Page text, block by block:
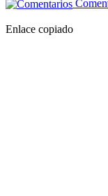
Enlace copiado